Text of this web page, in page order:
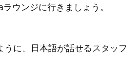
ウンジに行きましょう。
うに、日本語が話せるスタッフ